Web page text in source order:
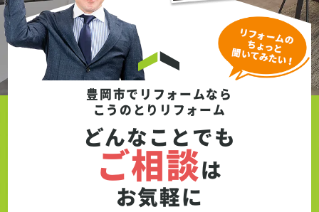
豊岡市でリフォームなら
こうのとりリフォーム
どんなことでも
ご相談は
お気軽に